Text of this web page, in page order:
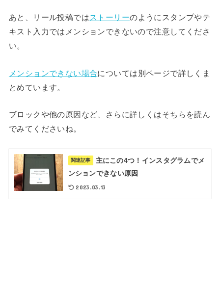
あと、リール投稿ではストーリーのようにスタンプやテ
キスト入力ではメンションできないので注意してくださ
い。
メンションできない場合については別ページで詳しくま
とめています。
ブロックや他の原因など、さらに詳しくはそちらを読ん
でみてくださいね。
関連記事
主にこの4つ！インスタグラムでメ
ンションできない原因
2023.03.13